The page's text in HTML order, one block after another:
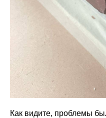
Как видите, проблемы